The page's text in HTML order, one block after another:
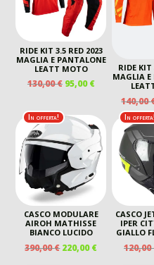
RIDE KIT 3.5 RED 2023
MAGLIA E PANTALONE
LEATT MOTO
130,00€ IL
ERA:
130,00 €.
95,00€IL
PREZZO
ATTUALE
È:
95,00 €.
RIDE
MAGLIA E
140,00
In offerta!
CASCO MODULARE
AIROH MATHISSE
BIANCO LUCIDO
390,00€ IL
220,00€IL
In offerta!
CASCO
IPER
GIALLO
120,00